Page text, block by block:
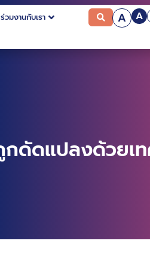
ร่วมงานกับเรา A A
ดัดแปลงด้วยเ